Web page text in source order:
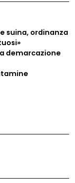
suina, ordinanza
demarcazione